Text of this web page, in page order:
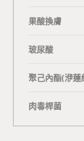
果酸換膚
玻尿酸
聚己內酯(洢蓮
肉毒桿菌